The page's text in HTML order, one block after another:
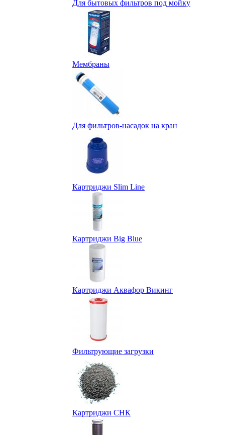
Для бытовых фильтров под мойку
Мембраны
Для фильтров-насадок на кран
Картриджи Slim Line
Картриджи Big Blue
Картриджи Аквафор Викинг
Фильтрующие загрузки
Картриджи СНК